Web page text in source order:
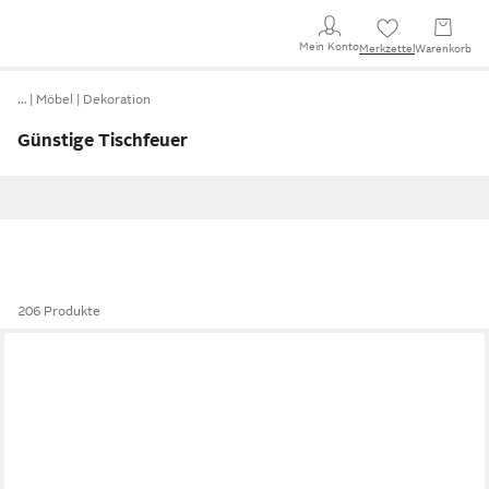
Mein KontoMerkzettel Warenkorb
… Möbel Dekoration
Günstige Tischfeuer
206 Produkte